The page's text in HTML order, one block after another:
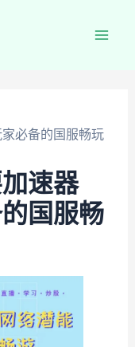
必备的国服畅玩
速器
国服畅